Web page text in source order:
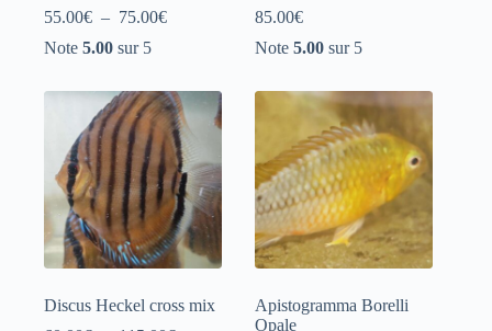
55.00€ – 75.00€Plage
à
75.00€
Note 5.00 sur 5
85.00€
Note5.00 sur 5
Discus Heckel cross mix
Apistogramma Borelli
Opale